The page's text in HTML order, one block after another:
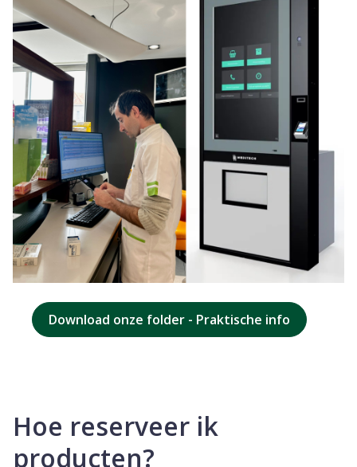
Download onze folder - Praktische info
Hoe reserveer ik
producten?